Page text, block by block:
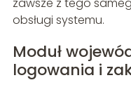
obsługi systemu.
Moduł
logowania i